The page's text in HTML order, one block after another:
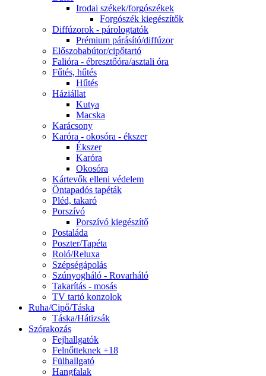
Irodai székek/forgószékek
Forgószék kiegészítők
Diffúzorok - párologtatók
Prémium párásító/diffúzor
Előszobabútor/cipőtartó
Falióra - ébresztőóra/asztali óra
Fűtés, hűtés
Hűtés
Háziállat
Kutya
Macska
Karácsony
Karóra - okosóra - ékszer
Ékszer
Karóra
Okosóra
Kártevők elleni védelem
Öntapadós tapéták
Pléd, takaró
Porszívó
Porszívó kiegészítő
Postaláda
Poszter/Tapéta
Roló/Reluxa
Szépségápolás
Szúnyogháló - Rovarháló
Takarítás - mosás
TV tartó konzolok
Ruha/Cipő/Táska
Táska/Hátizsák
Szórakozás
Fejhallgatók
Felnőtteknek +18
Fülhallgató
Hangfalak